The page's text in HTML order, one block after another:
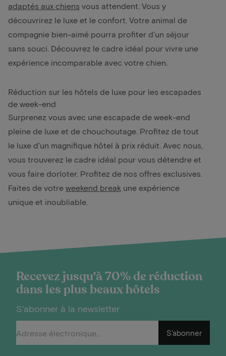
adaptés aux chiens vous attendent. Vous y
découvrirez le luxe et le confort. Votre animal de
compagnie bien-aimé pourra profiter d'un séjour
sans souci. Découvrez le cadre idéal pour vivre une
expérience incomparable avec votre chien.
Réduction sur les hôtels de luxe pour les escapades
de week-end
Surprenez vous avec une escapade de week-end
pleine de luxe et de chouchoutage. Profitez de tout
le luxe d'un magnifique hôtel à prix réduit. Avec nous,
vous trouverez le cadre idéal pour vous détendre et
vous faire dorloter. Profitez de nos offres exclusives.
Faites de votre weekend break une expérience
unique et inoubliable.
Recevez jusqu'à 70% de réduction
dans les plus beaux hôtels
S'abonner à la newsletter
S'abonner